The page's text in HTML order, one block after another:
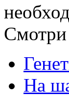
Смотри
На